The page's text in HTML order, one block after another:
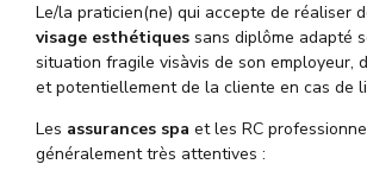
Le/la praticien(ne) qui accepte de réaliser
visage esthétiques sans diplôme adapté
situation fragile visàvis de son employeur,
et potentiellement de la cliente en cas de
Les assurances spa et les RC
généralement très attentives :